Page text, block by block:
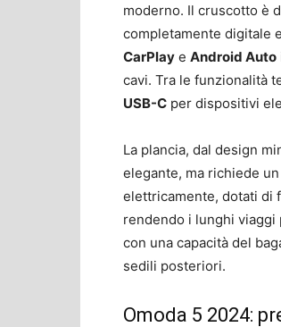
moderno. Il cruscotto è
completamente digitale
CarPlay e Android Auto
cavi. Tra le funzionalità
USB-C per dispositivi
La plancia, dal design
elegante, ma richiede
elettricamente, dotati di
rendendo i lunghi viaggi
con una capacità del
sedili posteriori.
Omoda 5 2024: